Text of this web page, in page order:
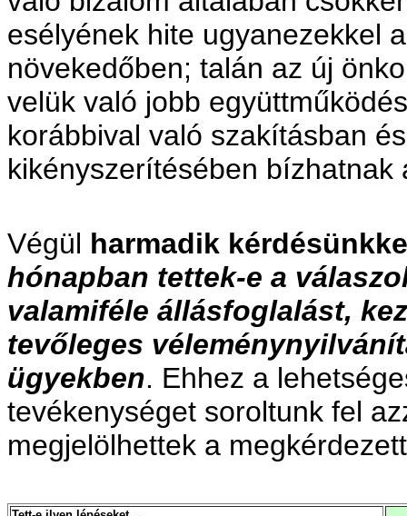
esélyének hite ugyanezekkel
növekedőben; talán az új
velük való jobb
korábbival való szakításban
kikényszerítésében bízhatnak
Végül harmadik
hónapban tettek-e a
valamiféle állásfoglalást,
tevőleges
ügyekben. Ehhez a
tevékenységet soroltunk fel
megjelölhettek a